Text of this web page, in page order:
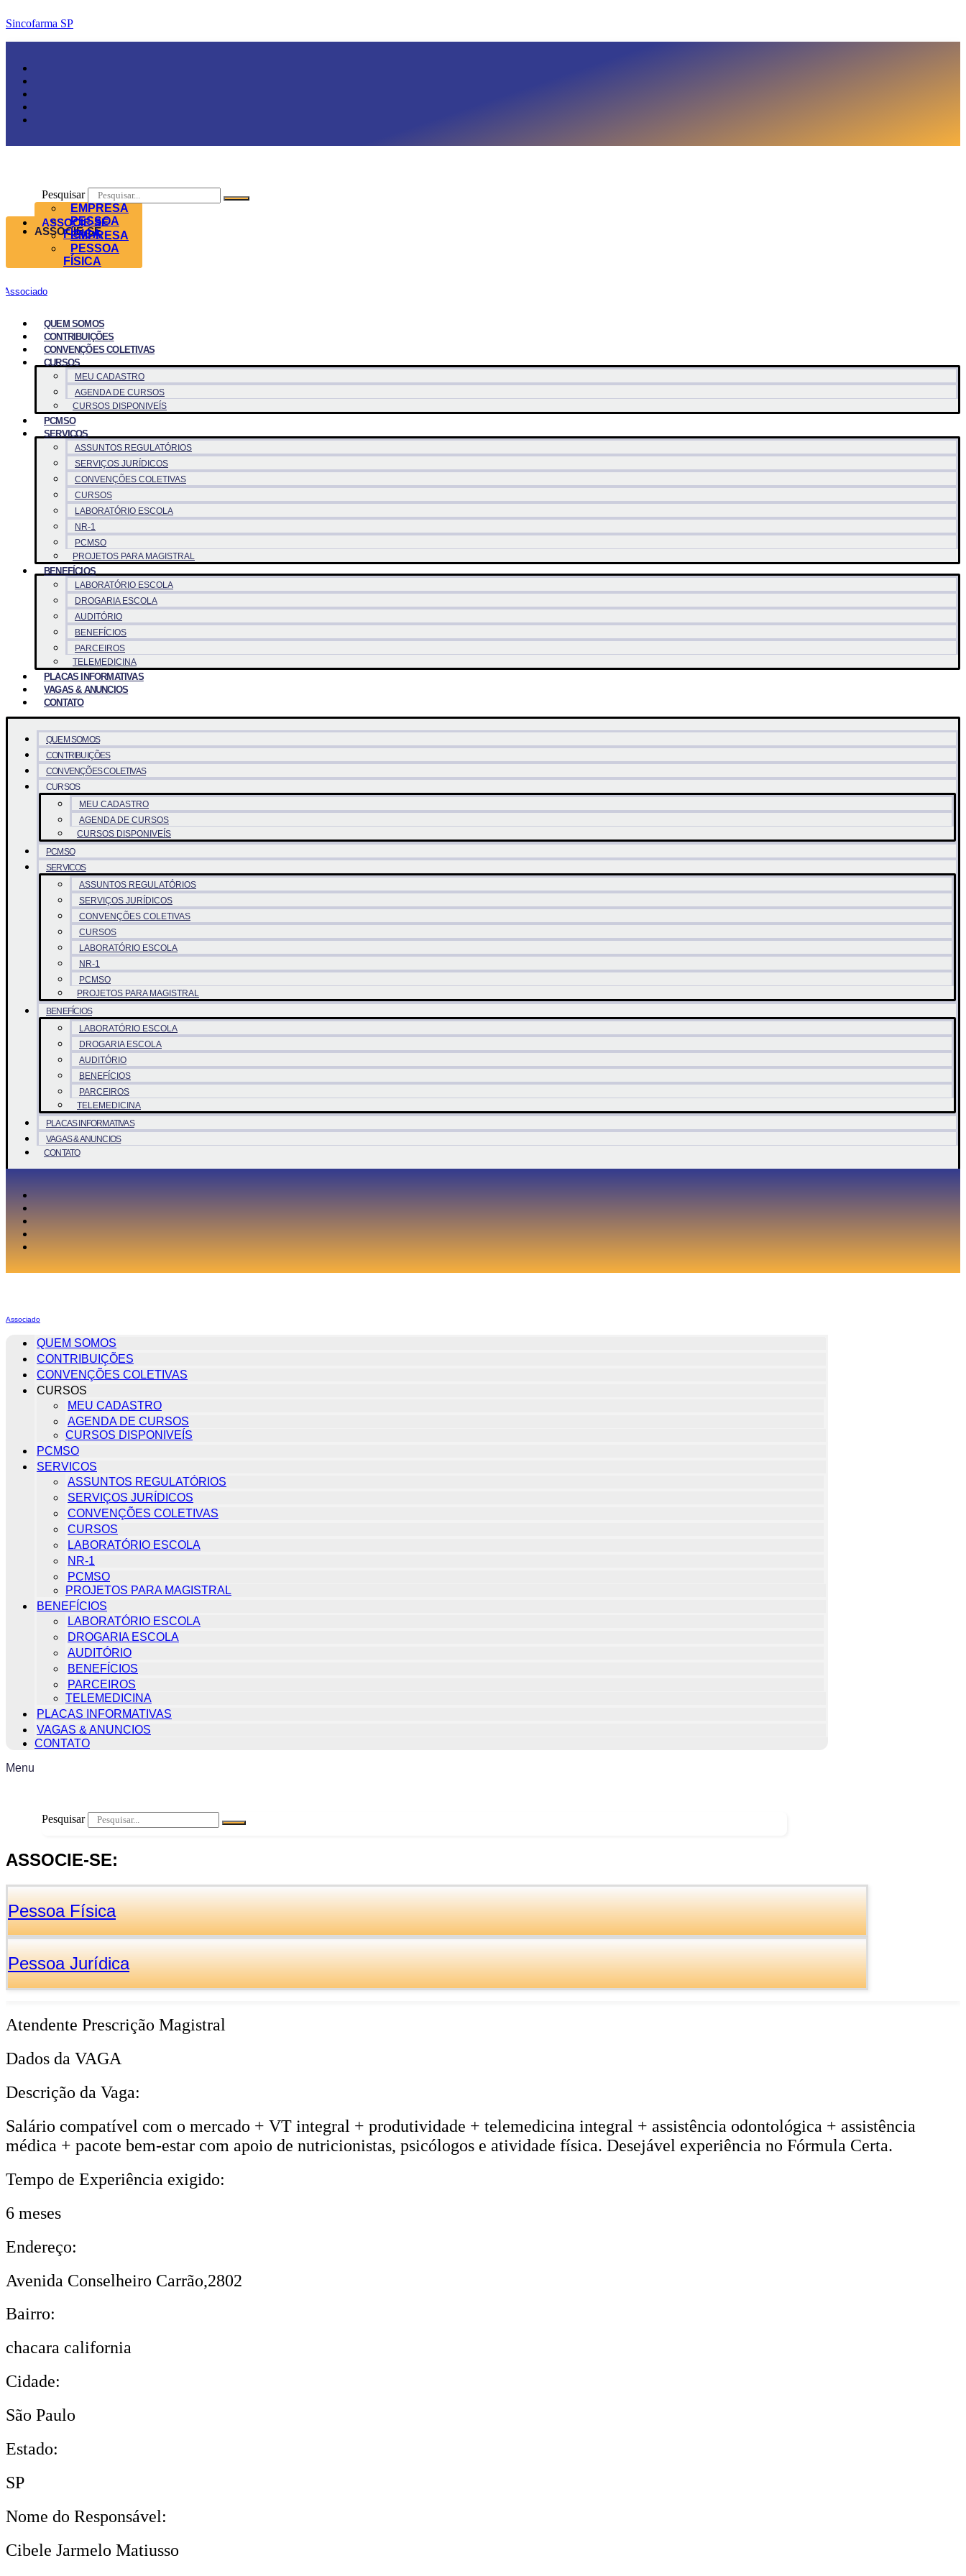
Sincofarma SP
Pesquisar
ASSOCIE-SE
EMPRESA
PESSOA
FÍSICA
ASSOCIE-SE
EMPRESA
PESSOA
FÍSICA
Associado
QUEM SOMOS
CONTRIBUIÇÕES
CONVENÇÕES COLETIVAS
CURSOS
MEU CADASTRO
AGENDA DE CURSOS
CURSOS DISPONIVEÍS
PCMSO
SERVICOS
ASSUNTOS REGULATÓRIOS
SERVIÇOS JURÍDICOS
CONVENÇÕES COLETIVAS
CURSOS
LABORATÓRIO ESCOLA
NR-1
PCMSO
PROJETOS PARA MAGISTRAL
BENEFÍCIOS
LABORATÓRIO ESCOLA
DROGARIA ESCOLA
AUDITÓRIO
BENEFÍCIOS
PARCEIROS
TELEMEDICINA
PLACAS INFORMATIVAS
VAGAS & ANUNCIOS
CONTATO
QUEM SOMOS
CONTRIBUIÇÕES
CONVENÇÕES COLETIVAS
CURSOS
MEU CADASTRO
AGENDA DE CURSOS
CURSOS DISPONIVEÍS
PCMSO
SERVICOS
ASSUNTOS REGULATÓRIOS
SERVIÇOS JURÍDICOS
CONVENÇÕES COLETIVAS
CURSOS
LABORATÓRIO ESCOLA
NR-1
PCMSO
PROJETOS PARA MAGISTRAL
BENEFÍCIOS
LABORATÓRIO ESCOLA
DROGARIA ESCOLA
AUDITÓRIO
BENEFÍCIOS
PARCEIROS
TELEMEDICINA
PLACAS INFORMATIVAS
VAGAS & ANUNCIOS
CONTATO
Associado
QUEM SOMOS
CONTRIBUIÇÕES
CONVENÇÕES COLETIVAS
CURSOS
MEU CADASTRO
AGENDA DE CURSOS
CURSOS DISPONIVEÍS
PCMSO
SERVICOS
ASSUNTOS REGULATÓRIOS
SERVIÇOS JURÍDICOS
CONVENÇÕES COLETIVAS
CURSOS
LABORATÓRIO ESCOLA
NR-1
PCMSO
PROJETOS PARA MAGISTRAL
BENEFÍCIOS
LABORATÓRIO ESCOLA
DROGARIA ESCOLA
AUDITÓRIO
BENEFÍCIOS
PARCEIROS
TELEMEDICINA
PLACAS INFORMATIVAS
VAGAS & ANUNCIOS
CONTATO
Menu
Pesquisar
ASSOCIE-SE:
Pessoa Física
Pessoa Jurídica
Atendente Prescrição Magistral
Dados da VAGA
Descrição da Vaga:
Salário compatível com o mercado + VT integral + produtividade + telemedicina integral + assistência odontológica + assistência
médica + pacote bem-estar com apoio de nutricionistas, psicólogos e atividade física. Desejável experiência no Fórmula Certa.
Tempo de Experiência exigido:
6 meses
Endereço:
Avenida Conselheiro Carrão,2802
Bairro:
chacara california
Cidade:
São Paulo
Estado:
SP
Nome do Responsável:
Cibele Jarmelo Matiusso